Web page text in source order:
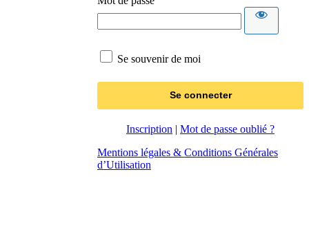
Se souvenir de moi
Inscription | Mot de passe oublié ?
Mentions légales & Conditions Générales
d’Utilisation